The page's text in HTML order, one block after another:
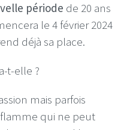
période de 20 ans
le 4 février 2024
déjà sa place.
t-elle ?
mais parfois
qui ne peut